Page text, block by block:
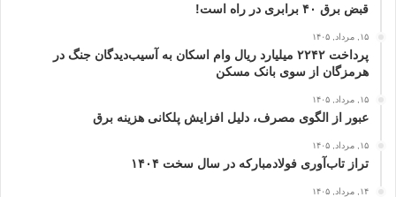
قبض برق ۴۰ برابری در راه است!
۱۵, مرداد, ۱۴۰۵
پرداخت ۲۲۴۲ میلیارد ریال وام اسکان به آسیب‌دیدگان جنگ در
هرمزگان از سوی بانک مسکن
۱۵, مرداد, ۱۴۰۵
عبور از الگوی مصرف، دلیل افزایش پلکانی هزینه برق
۱۵, مرداد, ۱۴۰۵
تراز تاب‌آوری فولادمبارکه در سال سخت ۱۴۰۴
۱۴, مرداد, ۱۴۰۵